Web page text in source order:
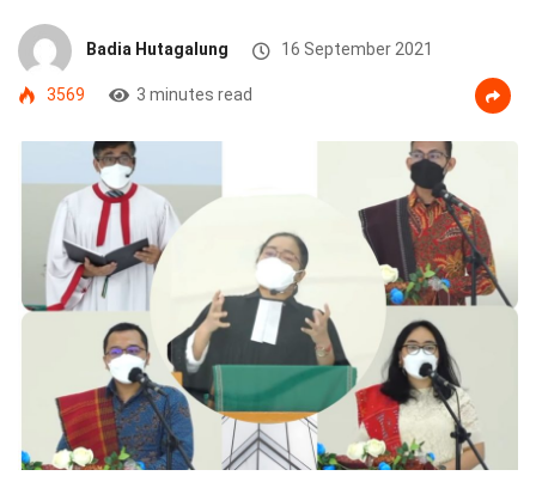
Badia Hutagalung 16 September 2021
3569 3 minutes read